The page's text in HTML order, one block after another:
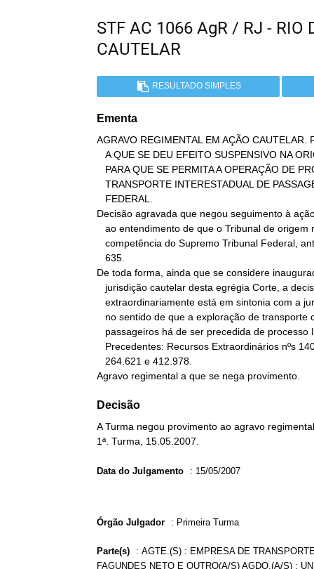
STF AC 1066 AgR / RJ - RIO
CAUTELAR
RESULTADO SIMPLES
Ementa
AGRAVO REGIMENTAL EM AÇÃO CAUTELAR.
Decisão agravada que negou seguimento à
De toda forma, ainda que se considere
Agravo regimental a que se nega provimento.
Decisão
A Turma negou provimento ao agravo
1ª. Turma, 15.05.2007.
Data do Julgamento : 15/05/2007
Órgão Julgador : Primeira Turma
Parte(s) : AGTE.(S) : EMPRESA DE
FAGUNDES NETO E OUTRO(A/S) AGDO.(A/S) :